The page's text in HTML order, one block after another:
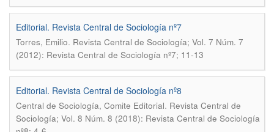
Editorial. Revista Central de Sociología nº7
Torres, Emilio. Revista Central de Sociología; Vol. 7 Núm. 7
(2012): Revista Central de Sociología nº7; 11-13
Editorial. Revista Central de Sociología nº8
Central de Sociología, Comite Editorial. Revista Central de
Sociología; Vol. 8 Núm. 8 (2018): Revista Central de Sociología